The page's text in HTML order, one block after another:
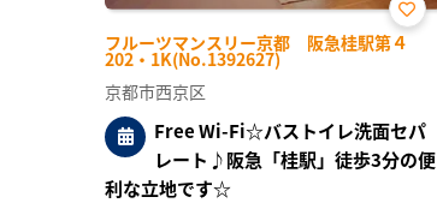
フルーツマンスリー京都 阪急桂駅第４
202・1K(No.1392627)
お気
に入
京都市西京区
Free Wi-Fi☆バストイレ洗面セパ
レート♪阪急「桂駅」徒歩3分の便
利な立地です☆